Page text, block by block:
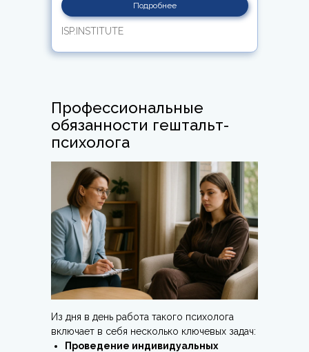
Подробнее
ISP.INSTITUTE
Профессиональные
обязанности гештальт-
психолога
Из дня в день работа такого психолога
включает в себя несколько ключевых задач:
Проведение индивидуальных